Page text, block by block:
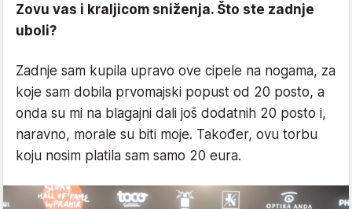
Zovu vas i kraljicom sniženja. Što ste zadnje
uboli?
Zadnje sam kupila upravo ove cipele na nogama, za
koje sam dobila prvomajski popust od 20 posto, a
onda su mi na blagajni dali još dodatnih 20 posto i,
naravno, morale su biti moje. Također, ovu torbu
koju nosim platila sam samo 20 eura.